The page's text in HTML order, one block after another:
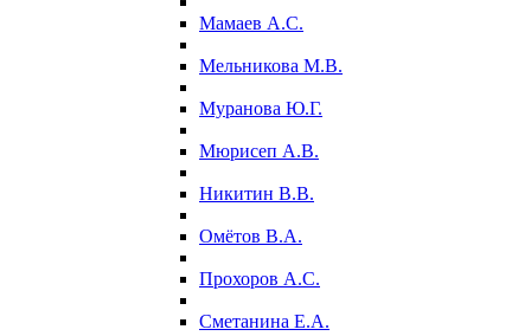
Мамаев А.С.
Мельникова М.В.
Муранова Ю.Г.
Мюрисеп А.В.
Никитин В.В.
Омётов В.А.
Прохоров А.С.
Сметанина Е.А.